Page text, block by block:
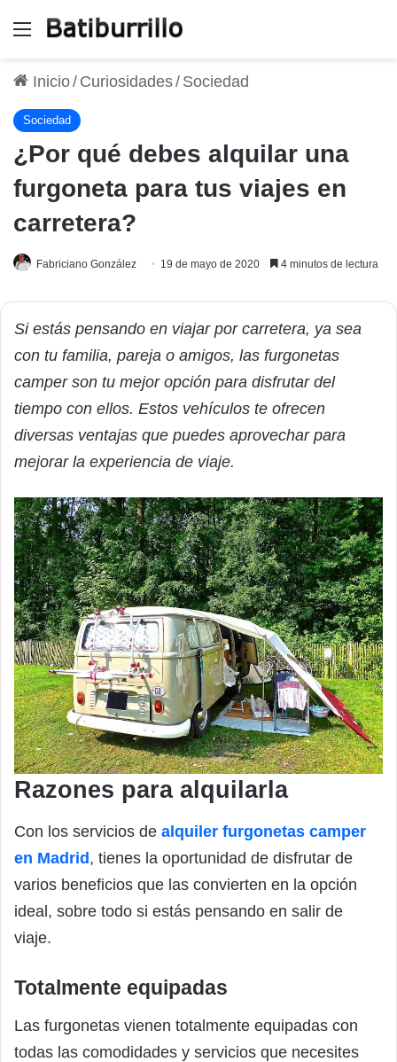
Menú
Inicio/ Curiosidades/ Sociedad
Sociedad
¿Por qué debes alquilar una
furgoneta para tus viajes en
carretera?
Fabriciano González 19 de mayo de 2020 4 minutos de lectura
Si estás pensando en viajar por carretera, ya sea
con tu familia, pareja o amigos, las furgonetas
camper son tu mejor opción para disfrutar del
tiempo con ellos. Estos vehículos te ofrecen
diversas ventajas que puedes aprovechar para
mejorar la experiencia de viaje.
Razones para alquilarla
Con los servicios de alquiler furgonetas camper
en Madrid , tienes la oportunidad de disfrutar de
varios beneficios que las convierten en la opción
ideal, sobre todo si estás pensando en salir de
viaje.
Totalmente equipadas
Las furgonetas vienen totalmente equipadas con
todas las comodidades y servicios que necesites